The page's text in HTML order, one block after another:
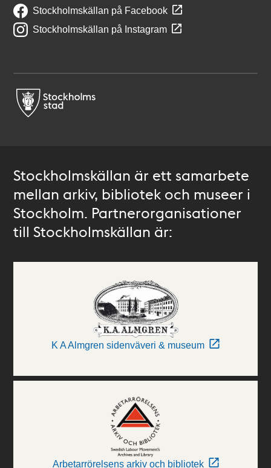
Stockholmskällan på Facebook
Stockholmskällan på Instagram
Stockholmskällan är ett samarbete
mellan arkiv, bibliotek och museer i
Stockholm. Partnerorganisationer
till Stockholmskällan är:
K A Almgren sidenväveri & museum
Arbetarrörelsens arkiv och bibliotek